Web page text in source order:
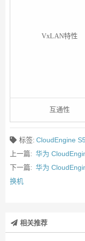
VxLAN特性
互通性
标签: CloudEngine
上一篇: 华为
下一篇: 华为
换机
相关推荐